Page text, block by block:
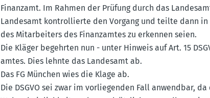
Finanzamt. Im Rahmen der Prüfung durch das
Landesamt kontrol­lierte den Vorgang und teilte dann
des Mitar­beiters des Finanz­amtes zu erkennen seien.
Die Kläger begehrten nun - unter Hinweis auf Art. 15
amtes. Dies lehnte das Landesamt ab.
Das FG München wies die Klage ab.
Die DSGVO sei zwar im vorlie­genden Fall anwendbar,